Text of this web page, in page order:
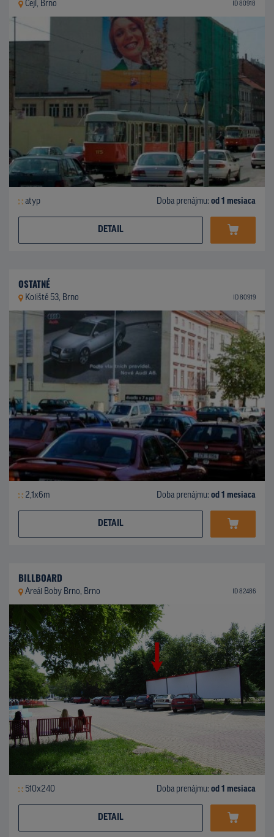
Cejl, Brno ID 80918
atyp Doba prenájmu: od 1 mesiaca
DETAIL
OSTATNÉ
Koliště 53, Brno ID 80919
2,1x6m Doba prenájmu: od 1 mesiaca
DETAIL
BILLBOARD
Areál Boby Brno, Brno ID 82486
510x240 Doba prenájmu: od 1 mesiaca
DETAIL